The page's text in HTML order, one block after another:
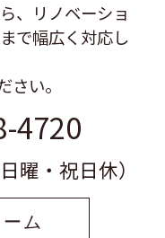
、リノベーショ
で幅広く対応し
さい。
4720
曜・祝日休）
ム